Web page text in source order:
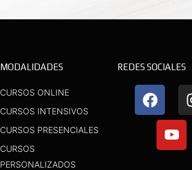
MODALIDADES
CURSOS ONLINE
CURSOS INTENSIVOS
CURSOS PRESENCIALES
CURSOS
PERSONALIZADOS
REDES SOCIALES
F
a
c
b
Y
u
t
u